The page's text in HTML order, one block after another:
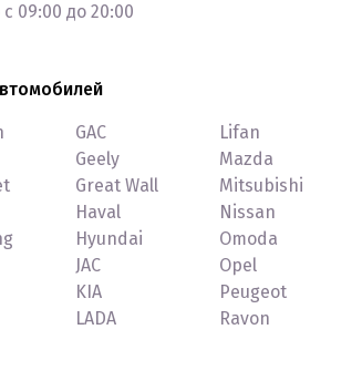
09:00 до 20:00
GAC
Geely
Great Wall
Haval
Hyundai
JAC
KIA
LADA
Lifan
Mazda
Mitsubishi
Nissan
Omoda
Opel
Peugeot
Ravon